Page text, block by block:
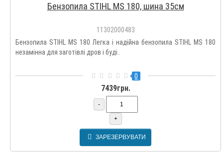
Бензопила STIHL MS 180, шина 35см
11302000483
Бензопила STIHL MS 180 Легка і надійна бензопила STIHL MS 180
незамінна для заготівлі дров і буді..
0
7439грн.
-
+
ЗАРЕЗЕРВУВАТИ